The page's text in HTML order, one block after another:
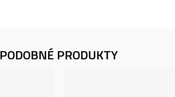
PODOBNÉ PRODUKTY